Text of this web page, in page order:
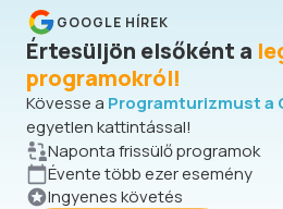
GOOGLE HÍREK
Értesüljön elsőként a
programokról!
Kövesse a Programturizmust a
egyetlen kattintással!
Naponta frissülő programok
Évente több ezer esemény
Ingyenes követés